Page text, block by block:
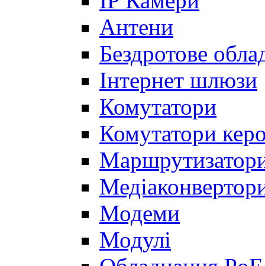
Антени
Бездротове
Інтернет шлюзи
Комутатори
Комутатори
Модеми
Модулі